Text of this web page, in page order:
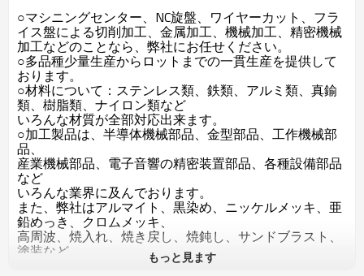
○マシニングセンター、NC旋盤、ワイヤーカット、フラ
イス盤による切削加工、金属加工、機械加工、精密機械
加工などのことなら、弊社にお任せください。
○多品種少量生産からロットまでの一貫生産を提供して
おります。
○材料について：ステンレス類、鉄類、アルミ類、真鍮
類、樹脂類、ナイロン類など
いろんな材質が全部対応出来ます。
○加工製品は、半導体機械部品、金型部品、工作機械部
品、
産業機械部品、電子音響の精密装置部品、各種設備部品
など
いろんな業界に及んでおります。
また、弊社はアルマイト、黒染め、ニッケルメッキ、亜
鉛めっき、クロムメッキ、
高周波、焼入れ、焼き戻し、焼鈍し、サンドブラスト、
塗装など
普通の処理が全部対応出来ます。
もっと見ます